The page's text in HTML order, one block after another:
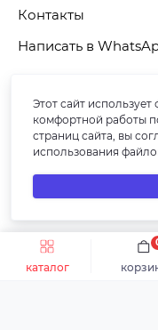
каталог
Быстрый заказ
Контакты
Написать в
Подпишитесь
Этот сайт
комфортной работы
страниц сайта, вы
использования